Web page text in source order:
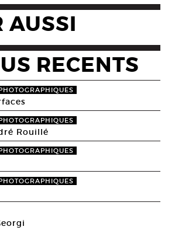
AUSSI
RECENTS
Rouillé